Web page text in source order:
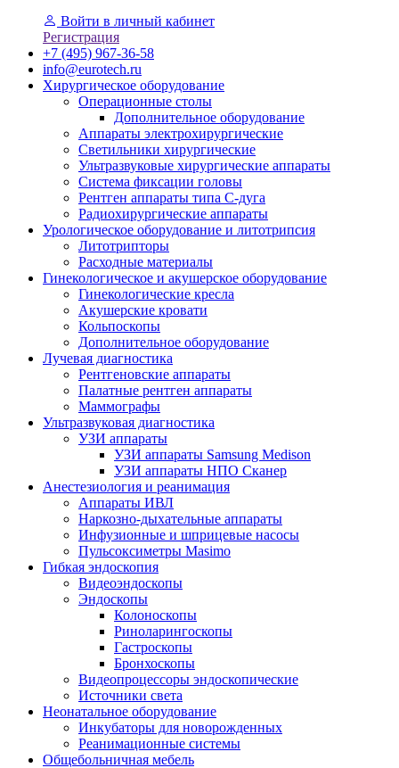
Войти в личный кабинет
Регистрация
+7 (495) 967-36-58
info@eurotech.ru
Хирургическое оборудование
Операционные столы
Дополнительное оборудование
Аппараты электрохирургические
Светильники хирургические
Ультразвуковые хирургические аппараты
Система фиксации головы
Рентген аппараты типа С-дуга
Радиохирургические аппараты
Урологическое оборудование и литотрипсия
Литотрипторы
Расходные материалы
Гинекологическое и акушерское оборудование
Гинекологические кресла
Акушерские кровати
Кольпоскопы
Дополнительное оборудование
Лучевая диагностика
Рентгеновские аппараты
Палатные рентген аппараты
Маммографы
Ультразвуковая диагностика
УЗИ аппараты
УЗИ аппараты Samsung Medison
УЗИ аппараты НПО Сканер
Анестезиология и реанимация
Аппараты ИВЛ
Наркозно-дыхательные аппараты
Инфузионные и шприцевые насосы
Пульсоксиметры Masimo
Гибкая эндоскопия
Видеоэндоскопы
Эндоскопы
Колоноскопы
Риноларингоскопы
Гастроскопы
Бронхоскопы
Видеопроцессоры эндоскопические
Источники света
Неонатальное оборудование
Инкубаторы для новорожденных
Реанимационные системы
Общебольничная мебель